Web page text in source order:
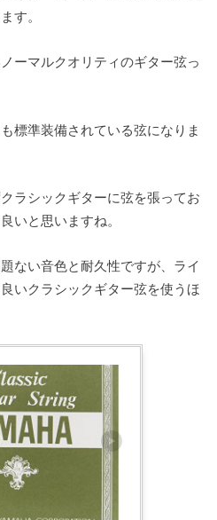
す。
ーマルクオリティのギター弦っ
標準装備されている弦になりま
ラシックギターに弦を張ってお
いと思いますね。
ない音色と耐久性ですが、ライ
いクラシックギター弦を使うほ